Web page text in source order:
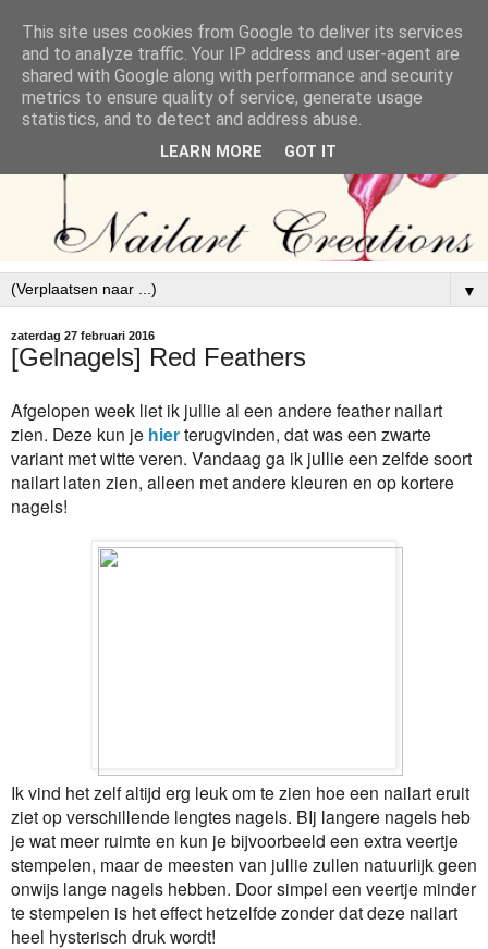
▼
zaterdag 27 februari 2016
[Gelnagels] Red Feathers
Afgelopen week liet ik jullie al een andere feather nailart
zien. Deze kun je hierterugvinden, dat was een zwarte
variant met witte veren. Vandaag ga ik jullie een zelfde soort
nailart laten zien, alleen met andere kleuren en op kortere
nagels!
Ik vind het zelf altijd erg leuk om te zien hoe een nailart eruit
ziet op verschillende lengtes nagels. BIj langere nagels heb
je wat meer ruimte en kun je bijvoorbeeld een extra veertje
stempelen, maar de meesten van jullie zullen natuurlijk geen
onwijs lange nagels hebben. Door simpel een veertje minder
te stempelen is het effect hetzelfde zonder dat deze nailart
heel hysterisch druk wordt!
This site uses cookies from Google to deliver its services
and to analyze traffic. Your IP address and user-agent are
shared with Google along with performance and security
metrics to ensure quality of service, generate usage
statistics, and to detect and address abuse.
LEARN MORE GOT IT